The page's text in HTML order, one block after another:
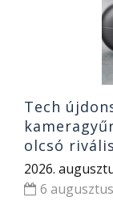
Tech
olcsó
2026.
6